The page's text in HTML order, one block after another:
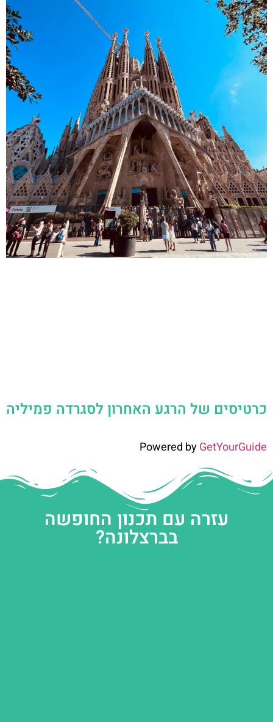
כרטיסים של הרגע האחרון לסגרדה פמיליה
Powered byGetYourGuide
עזרה עם תכנון החופשה
בברצלונה?